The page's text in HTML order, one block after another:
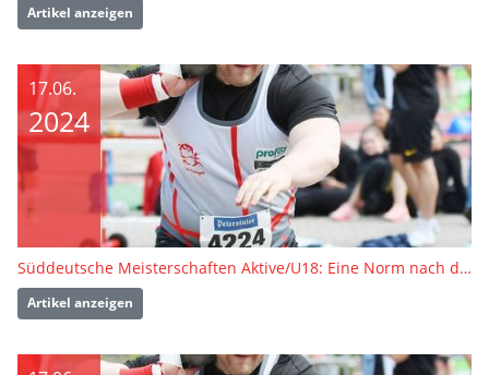
Artikel anzeigen
17.06.
2024
Süddeutsche Meisterschaften Aktive/U18: Eine Norm nach der anderen
Artikel anzeigen